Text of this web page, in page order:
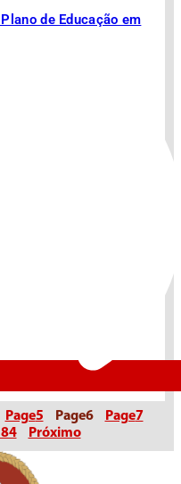
de Educação em
Page5 Page6 Page7
Próximo